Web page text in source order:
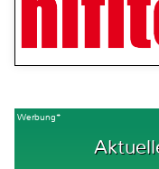
Werbung*